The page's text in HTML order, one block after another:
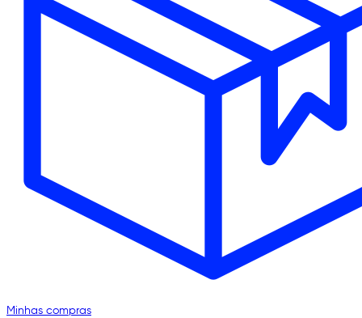
Minhas compras